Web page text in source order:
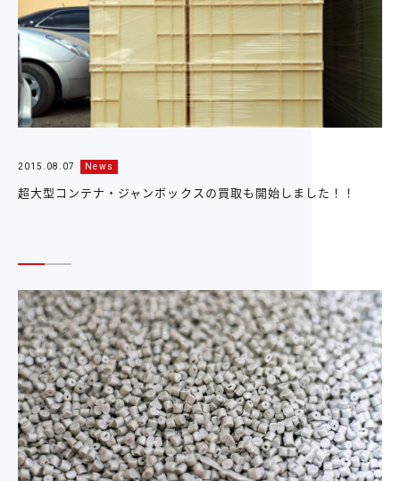
2015.08.07 News
超大型コンテナ・ジャンボックスの買取も開始しました！！